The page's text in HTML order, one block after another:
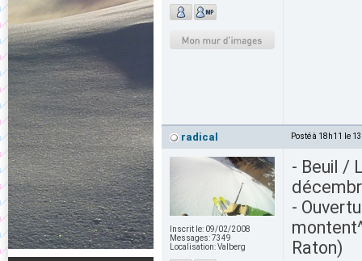
radical Posté à 18h11 le
Inscrit le: 09/02/2008
Messages:7349
Localisation:Valberg
- Beuil /
-
Raton)